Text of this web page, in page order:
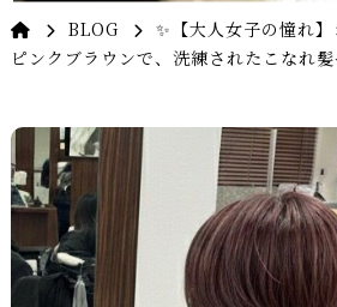
BLOG
✨【大人女子の憧れ
ピンクブラウンで、洗練されたこなれ髪